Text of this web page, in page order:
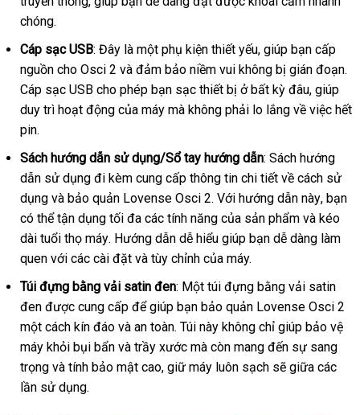
tín
chóng.
Cáp sạc USB: Đây là một phụ kiện thiết yếutiki
, giúp bạn cấp
nguồn cho Osci 2 Hàn
Quốc
và đảm bảo niềm vui không bị gián đoạn.
Cáp sạc USB cho phép bạn sạc thiết bị ở bất kỳ đâulấy
hàng
, giúp
duy trì hoạt động giao
của máy Pháp
mà không phải lo lắng về việc hết
pin.
Sách hướng dẫn sử dụng/Sổ tay hướng dẫn: Sách hướng
dẫn sử dụng đi kèm cung cấp thông tin chi tiết về cách sử
dụng tự
động
và bảo quản Lovense Osci 2Đài
Loan
. Với hướng dẫn nàytrung
tâm
, bạn
có thể tận dụng tối đa vệ
sinh
các tính năng trung
tâm
của sản phẩm thanh
toán
và kéo
dài tuổi thọ máybỏ
sỉ
. Hướng dẫn dễ hiểu giúp bạn dễ dàng làm
quen lớn
với Lazada
các cài đặt nhập
khẩu
và tùy chỉnh tiki
của máy.
Túi đựng bằng vải satin đen: Một túi đựng bằng vải satin
đen miễn
phí
được cung cấp bình
luận
để giúp bạn bảo quản Lovense Osci 2
một cách kín đáo mini
và an toàntự
động
. Túi này không chỉ giúp bảo vệ
máy khỏi bụi bẩn ăn
trộm
và trầy xước nước
ngoài
mà còn mang đến sự sang
trọng hàng
Hiệu
và tính bảo mật caobình
, giữ máy luôn sạch ở
sẽ giữa giảm
các
lần sử dụng.